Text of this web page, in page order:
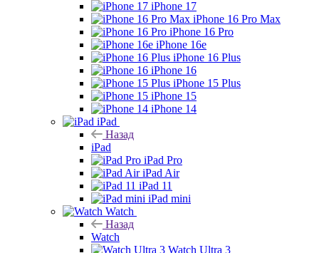
iPhone 17
iPhone 16 Pro Max
iPhone 16 Pro
iPhone 16e
iPhone 16 Plus
iPhone 16
iPhone 15 Plus
iPhone 15
iPhone 14
iPad
Назад
iPad
iPad Pro
iPad Air
iPad 11
iPad mini
Watch
Назад
Watch
Watch Ultra 3